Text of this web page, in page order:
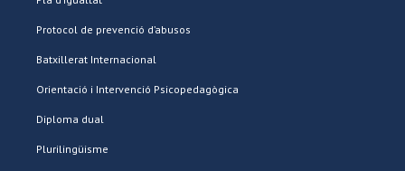
Protocol de prevenció d’abusos
Batxillerat Internacional
Orientació i Intervenció Psicopedagògica
Diploma dual
Plurilingüisme